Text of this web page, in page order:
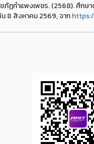
ภัฏกำแพงเพชร. (2568). ศึกษ
8 สิงหาคม 2569, จาก